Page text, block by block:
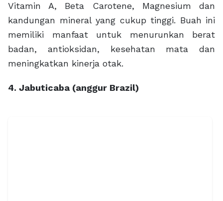
Vitamin A, Beta Carotene, Magnesium dan
kandungan mineral yang cukup tinggi. Buah ini
memiliki manfaat untuk menurunkan berat
badan, antioksidan, kesehatan mata dan
meningkatkan kinerja otak.
4. Jabuticaba (anggur Brazil)